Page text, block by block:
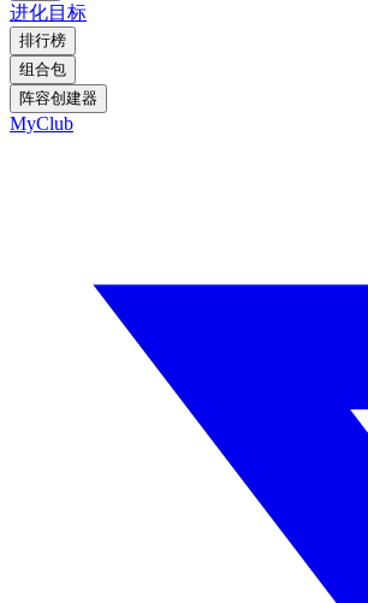
进化目标
排行榜
组合包
阵容创建器
MyClub